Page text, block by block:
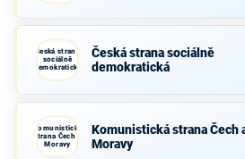
Česká strana
sociálně
demokratická
Česká strana sociálně
demokratická
Komunistická
strana Čech a
Moravy
Komunistická strana Čech
Moravy